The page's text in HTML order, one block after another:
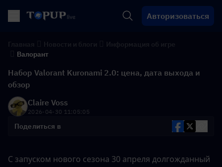
Авторизоваться
Валорант
Набор Valorant Kuronami 2.0: цена, дата выхода и
обзор
Claire Voss
2026-04-30 11:05:05
Поделиться в
С запуском нового сезона 30 апреля долгожданный